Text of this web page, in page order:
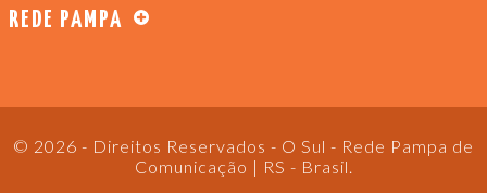
REDE PAMPA
© 2026 - Direitos Reservados - O Sul - Rede Pampa de
Comunicação | RS - Brasil.